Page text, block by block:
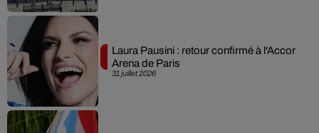
31 juillet 2026
Laura Pausini : retour confirmé à l'Accor
Arena de Paris